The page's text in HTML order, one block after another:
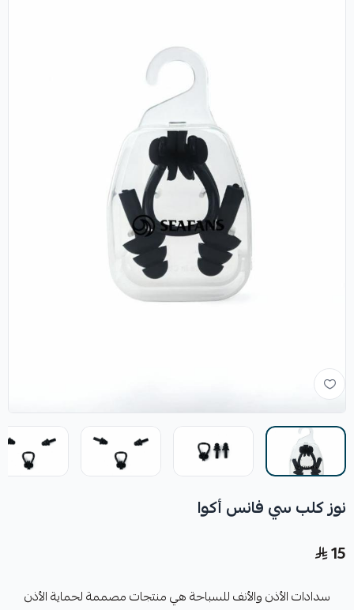
نوز كلب سي فانس أكوا
15
سدادات الأذن والأنف للسباحة هي منتجات مصممة لحماية الأذن